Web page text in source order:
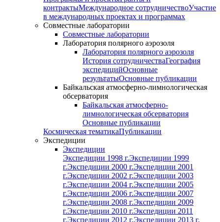
контрактыМеждународное сотрудничествоУчастие
в международных проектах и программах
Совместные лаборатории
Совместные лаборатории
Лаборатория полярного аэрозоля
Лаборатория полярного аэрозоля
История сотрудничестваГеография
экспедицийОсновные
результатыОсновные публикации
Байкальская атмосферно-лимнологическая
обсерватория
Байкальская атмосферно-
лимнологическая обсерватория
Основные публикации
Космическая тематикаПубликации
Экспедиции
Экспедиции
Экспедиции 1998 г.Экспедиции 1999
г.Экспедиции 2000 г.Экспедиции 2001
г.Экспедиции 2002 г.Экспедиции 2003
г.Экспедиции 2004 г.Экспедиции 2005
г.Экспедиции 2006 г.Экспедиции 2007
г.Экспедиции 2008 г.Экспедиции 2009
г.Экспедиции 2010 г.Экспедиции 2011
г.Экспедиции 2012 г.Экспедиции 2013 г.